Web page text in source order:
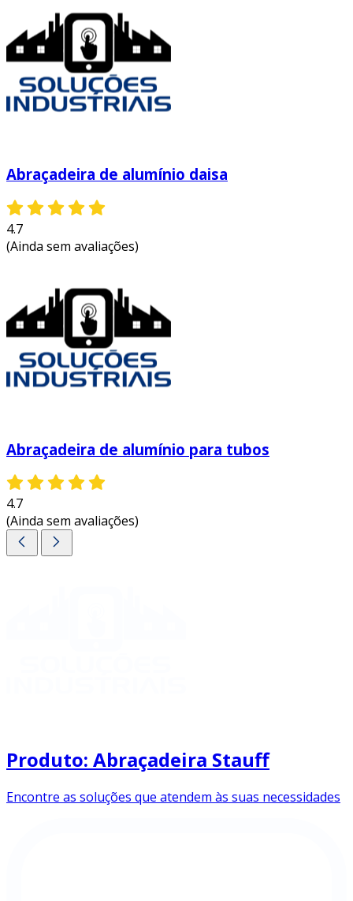
Abraçadeira de alumínio daisa
4.7
(Ainda sem avaliações)
Abraçadeira de alumínio para tubos
4.7
(Ainda sem avaliações)
Produto: Abraçadeira Stauff
Encontre as soluções que atendem às suas necessidades